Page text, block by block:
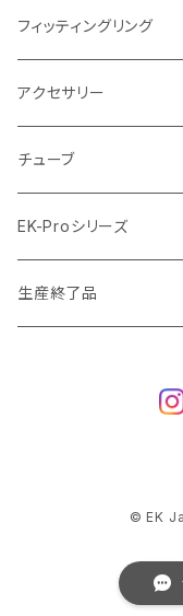
ラジエーターサイズ
ラジエーターサイズ
ラジエーターサイズ
ニッケル Nickel
サテンチタン SatinTitan
ブラック Black
ブラックニッケル
ゴールド Gold
フィッティングリング
アクセサリー
クーラント
マウスパッド
ツール
チューブ
材質
ハード（PETG）
ラバー（ナイロン補強付き
サイズ（OD:外径 / ID:内
13mm/10mm (1/2" 3/8")
EK-Proシリーズ
生産終了品
© EK